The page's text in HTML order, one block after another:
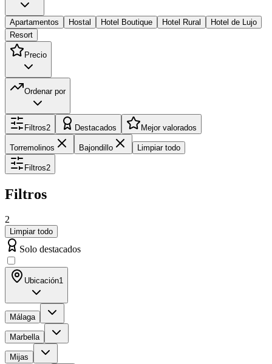
Apartamentos Hostal Hotel Boutique Hotel Rural
Hotel de Lujo
Resort
Precio
Ordenar por
Filtros2 Destacados Mejor valorados
Torremolinos Bajondillo Limpiar todo
Filtros2
Filtros
2
Limpiar todo
Solo destacados
Ubicación1
Málaga
Marbella
Mijas